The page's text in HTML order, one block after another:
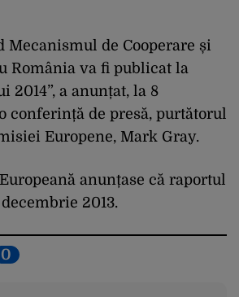
de Cooperare și
România va fi publicat la
2014”, a anunțat, la 8
conferință de presă, purtătorul
Europene, Mark Gray.
anunțase că raportul
2013.
0